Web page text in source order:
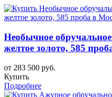
Необычное
желтое золото, 585
от 283 500 руб.
Купить
Подробнее